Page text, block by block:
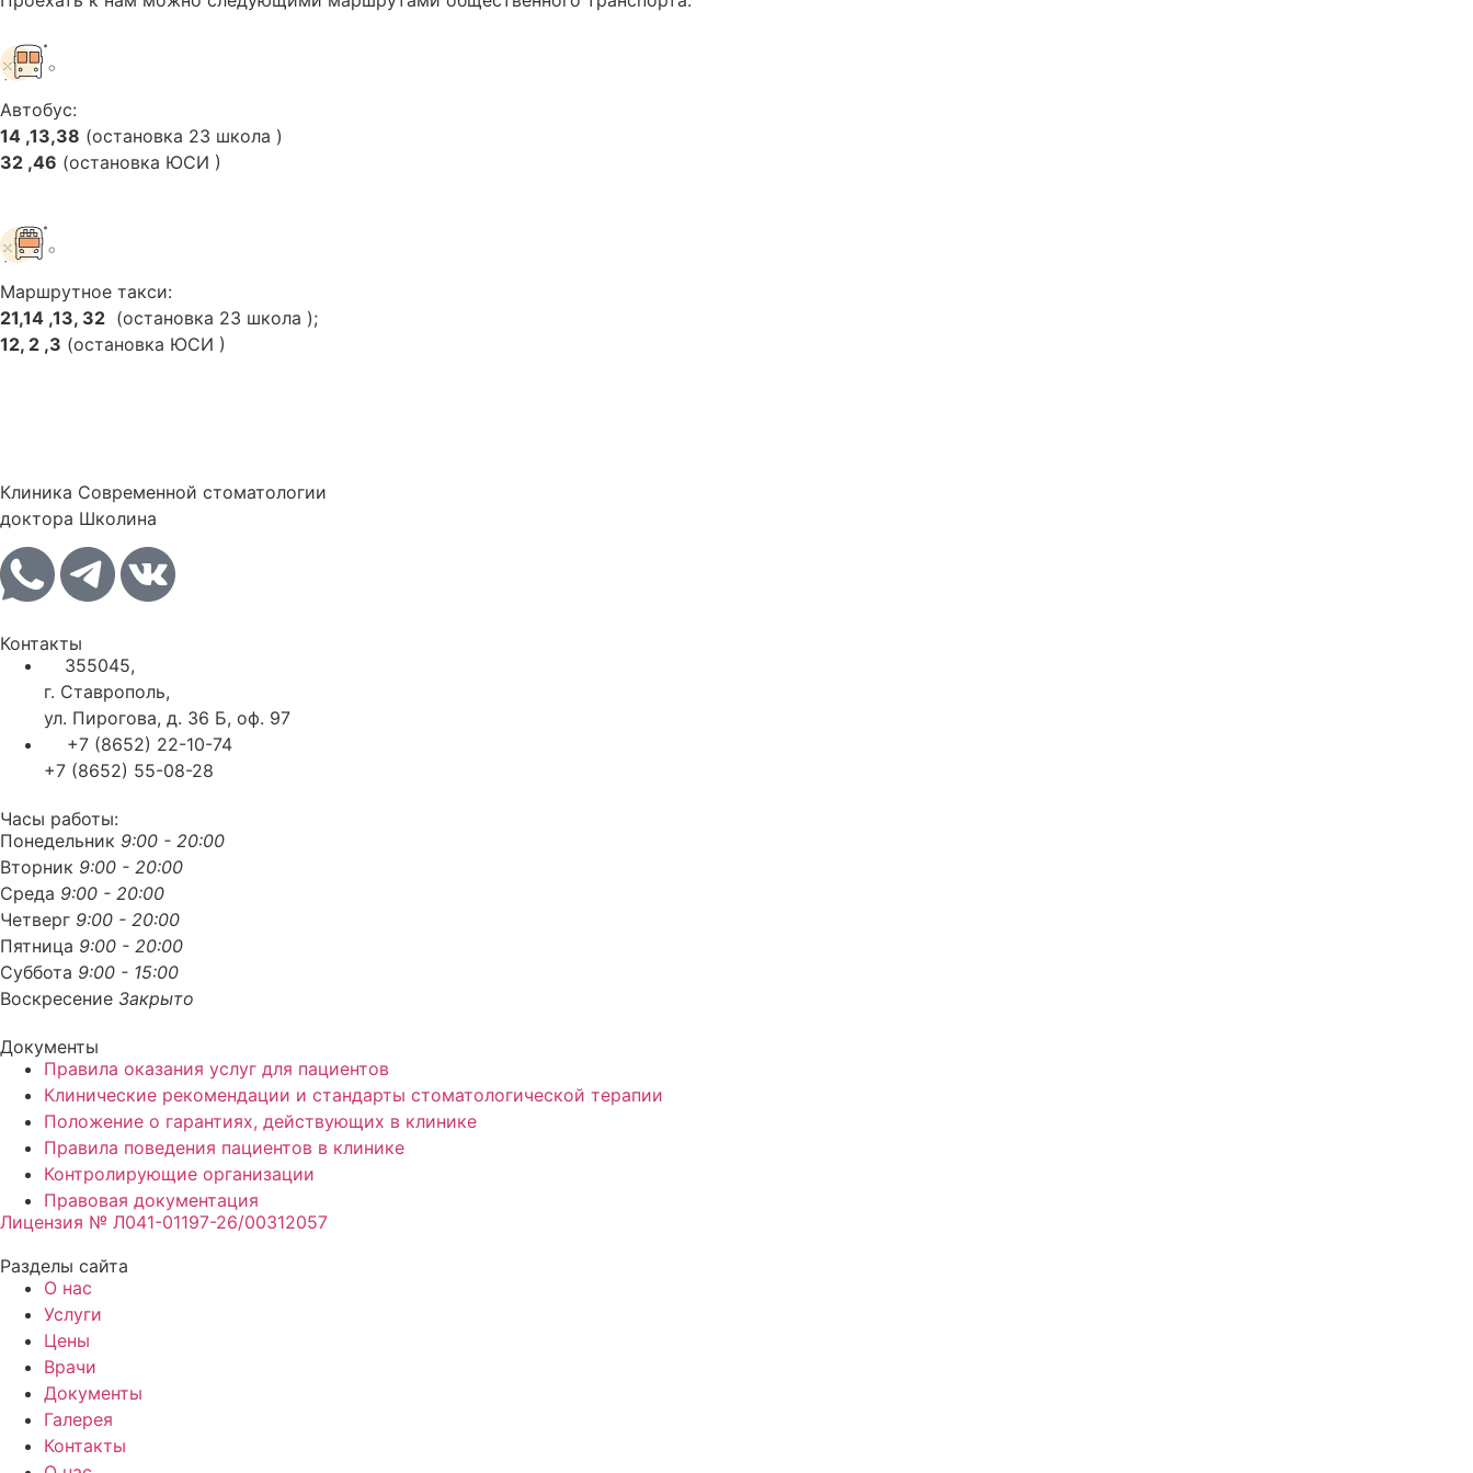
Автобус:
14 ,13,38 (остановка 23 школа )
32 ,46 (остановка ЮСИ )
Маршрутное такси:
21,14 ,13, 32 (остановка 23 школа );
12, 2 ,3 (остановка ЮСИ )
Клиника Современной стоматологии
доктора Школина
Контакты
355045,
г. Ставрополь,
ул. Пирогова, д. 36 Б, оф. 97
+7 (8652) 22-10-74
+7 (8652) 55-08-28
Часы работы:
Понедельник 9:00 - 20:00
Вторник 9:00 - 20:00
Среда 9:00 - 20:00
Четверг 9:00 - 20:00
Пятница 9:00 - 20:00
Суббота 9:00 - 15:00
Воскресение Закрыто
Документы
Правила оказания услуг для пациентов
Клинические рекомендации и стандарты стоматологической терапии
Положение о гарантиях, действующих в клинике
Правила поведения пациентов в клинике
Контролирующие организации
Правовая документация
Лицензия № Л041-01197-26/00312057
Разделы сайта
О нас
Услуги
Цены
Врачи
Документы
Галерея
Контакты